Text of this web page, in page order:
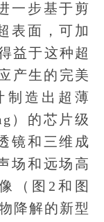
一步基于剪
表面，可加
益于这种超
产生的完美
制造出超薄
）的芯片级
镜和三维成
场和远场高
（图2和图
降解的新型